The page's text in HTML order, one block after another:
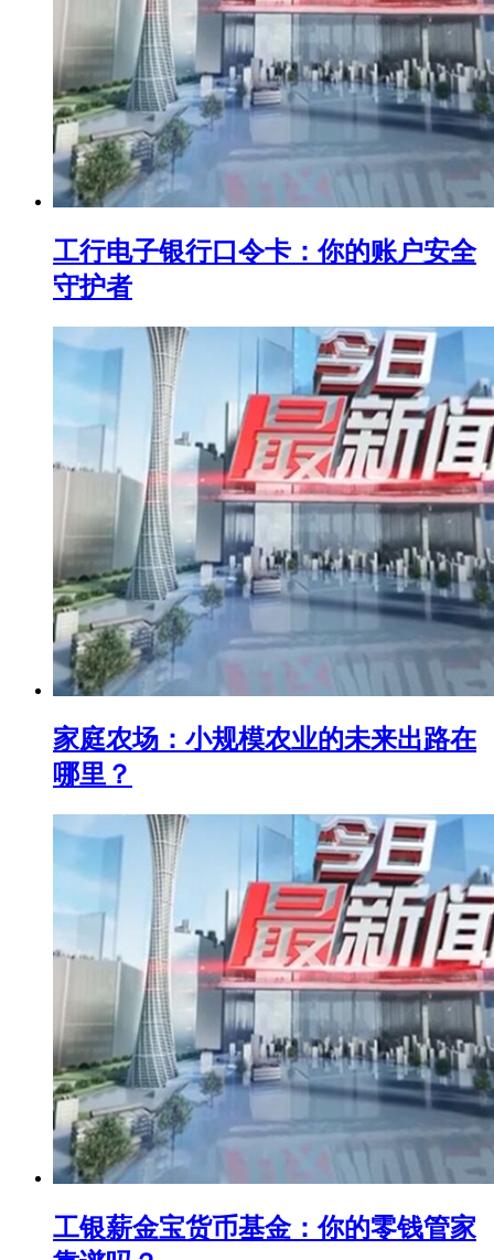
工行电子银行口令卡：你的账户安全
守护者
家庭农场：小规模农业的未来出路在
哪里？
工银薪金宝货币基金：你的零钱管家